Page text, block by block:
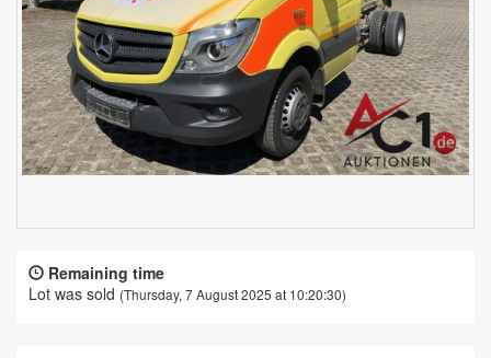
Remaining time
Lot was sold (Thursday, 7 August 2025 at 10:20:30)